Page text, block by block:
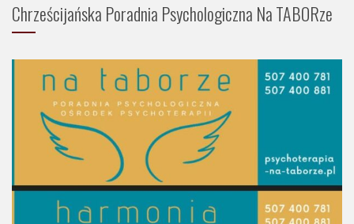
Chrześcijańska Poradnia Psychologiczna Na TABORze